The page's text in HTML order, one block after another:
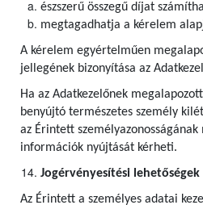
észszerű összegű díjat
megtagadhatja a kérelem
A kérelem egyértelműen
jellegének bizonyítása az
Ha az Adatkezelőnek
benyújtó természetes személy
az Érintett személyazonosságának
információk nyújtását kérheti.
Jogérvényesítési lehetőségek
Az Érintett a személyes adatai